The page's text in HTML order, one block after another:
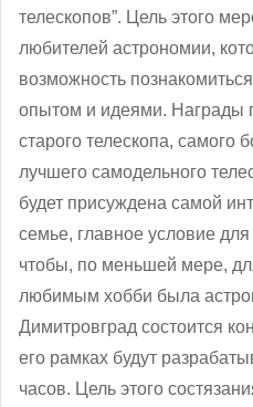
телескопов”. Цель этого
любителей астрономии,
возможность
опытом и идеями. Награды
старого телескопа, самого
лучшего самодельного
будет присуждена самой
семье, главное условие для
чтобы, по меньшей мере,
любимым хобби была
Димитровград состоится
его рамках будут
часов. Цель этого